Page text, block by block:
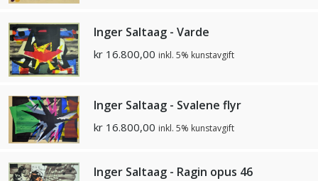
Inger Saltaag - Varde
kr 16.800,00 inkl. 5% kunstavgift
Inger Saltaag - Svalene flyr
kr 16.800,00 inkl. 5% kunstavgift
Inger Saltaag - Ragin opus 46